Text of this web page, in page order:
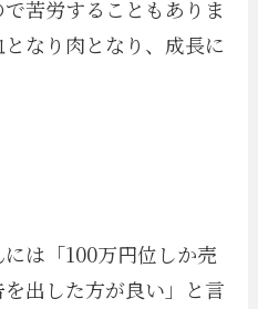
苦労することもありま
なり肉となり、成長に
は「100万円位しか売
出した方が良い」と言